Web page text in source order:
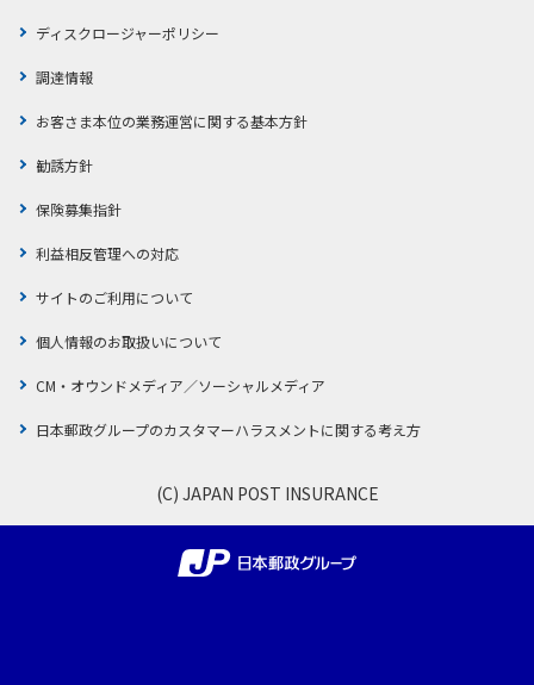
ディスクロージャーポリシー
調達情報
お客さま本位の業務運営に関する基本方針
勧誘方針
保険募集指針
利益相反管理への対応
サイトのご利用について
個人情報のお取扱いについて
CM・オウンドメディア／ソーシャルメディア
日本郵政グループのカスタマーハラスメントに関する考え方
(C) JAPAN POST INSURANCE